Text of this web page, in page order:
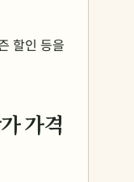
할인 등을
가격